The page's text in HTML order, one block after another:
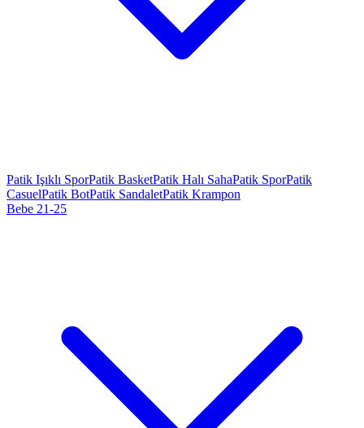
Patik Işıklı SporPatik BasketPatik Halı SahaPatik SporPatik
CasuelPatik BotPatik SandaletPatik Krampon
Bebe 21-25